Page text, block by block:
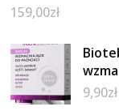
159,00zł
9,90zł